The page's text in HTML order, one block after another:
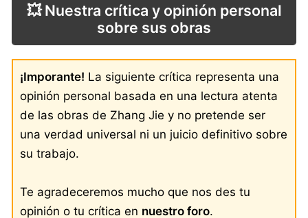
💥 Nuestra crítica y opinión personal
sobre sus obras
¡Imporante! La siguiente crítica representa una
opinión personal basada en una lectura atenta
de las obras de Zhang Jie y no pretende ser
una verdad universal ni un juicio definitivo sobre
su trabajo.
Te agradeceremos mucho que nos des tu
opinión o tu crítica en nuestro foro.